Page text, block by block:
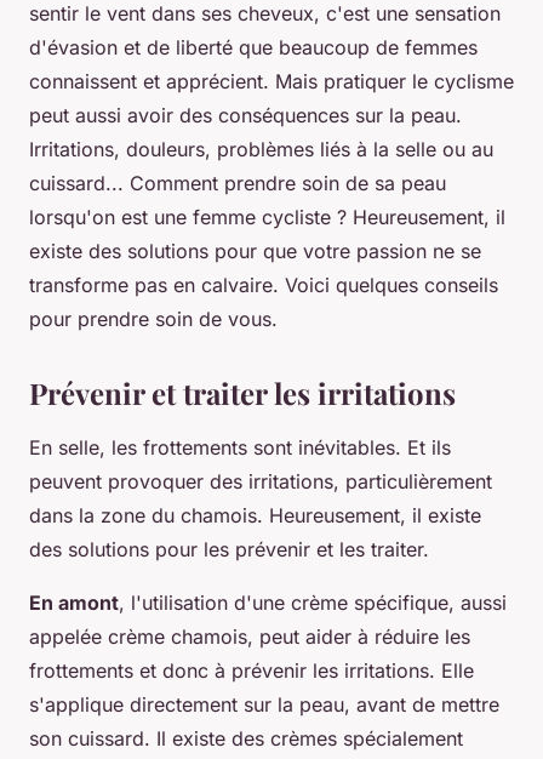
sentir le vent dans ses cheveux, c'est une sensation
d'évasion et de liberté que beaucoup de femmes
connaissent et apprécient. Mais pratiquer le cyclisme
peut aussi avoir des conséquences sur la peau.
Irritations, douleurs, problèmes liés à la selle ou au
cuissard... Comment prendre soin de sa peau
lorsqu'on est une femme cycliste ? Heureusement, il
existe des solutions pour que votre passion ne se
transforme pas en calvaire. Voici quelques conseils
pour prendre soin de vous.
Prévenir et traiter les irritations
En selle, les frottements sont inévitables. Et ils
peuvent provoquer des irritations, particulièrement
dans la zone du chamois. Heureusement, il existe
des solutions pour les prévenir et les traiter.
En amont, l'utilisation d'une crème spécifique, aussi
appelée crème chamois, peut aider à réduire les
frottements et donc à prévenir les irritations. Elle
s'applique directement sur la peau, avant de mettre
son cuissard. Il existe des crèmes spécialement